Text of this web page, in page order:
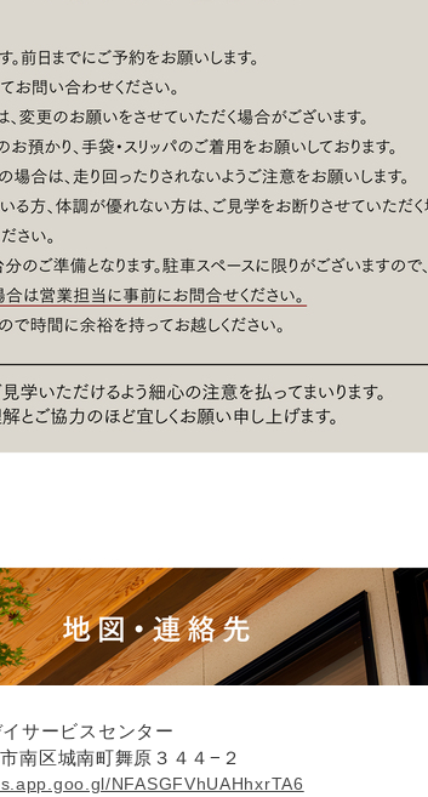
サービスセンター
南区城南町舞原３４４−２
NFASGFVhUAHhxrTA6